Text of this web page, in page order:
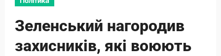
Зеленський нагородив
захисників, які воюють